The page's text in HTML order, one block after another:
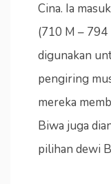
Cina. Ia
(710 M –
digunakan
pengiring
mereka
Biwa juga
pilihan dewi